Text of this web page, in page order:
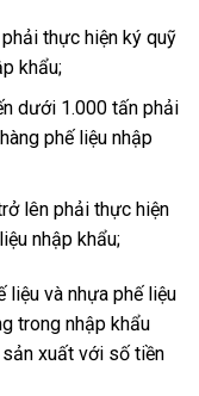
thực hiện ký quỹ
khẩu;
dưới 1.000 tấn phải
phế liệu nhập
lên phải thực hiện
nhập khẩu;
liệu và nhựa phế liệu
trong nhập khẩu
xuất với số tiền